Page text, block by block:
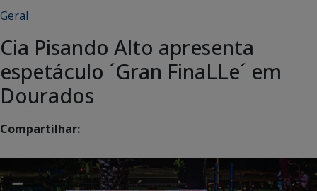
Geral
Cia Pisando Alto apresenta
espetáculo ´Gran FinaLLe´ em
Dourados
Compartilhar: